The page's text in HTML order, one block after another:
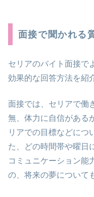
面接で聞かれる
セリアのバイト面接で
効果的な回答方法を紹
面接では、セリアで働
無、体力に自信がある
リアでの目標などにつ
た、どの時間帯や曜日
コミュニケーション能
の、将来の夢について